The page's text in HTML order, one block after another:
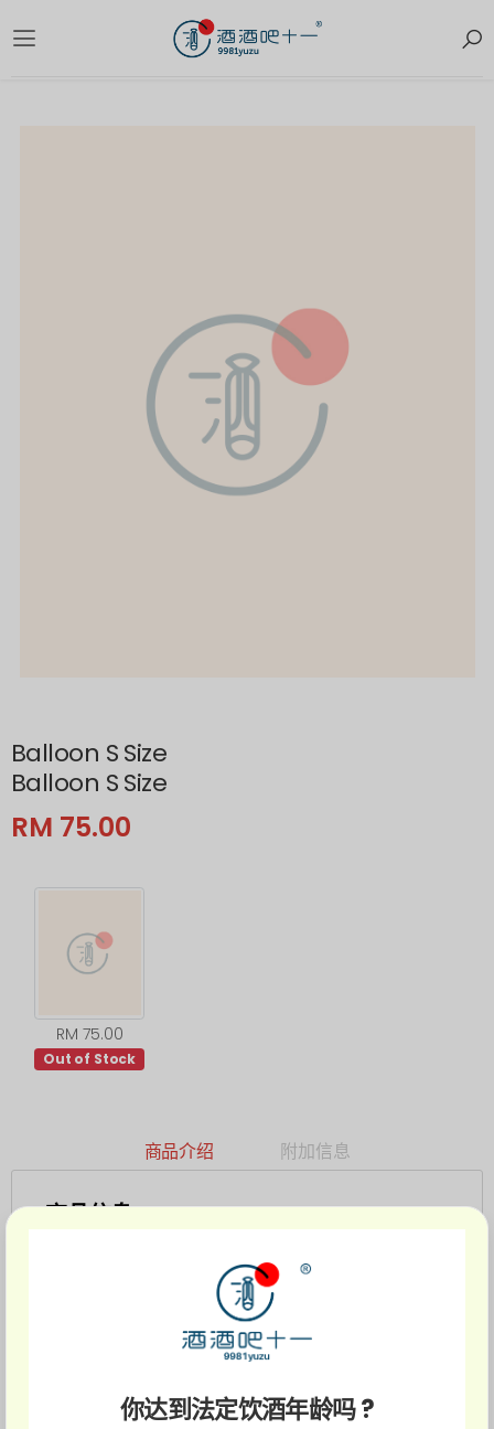
Balloon S Size
Balloon S Size
RM 75.00
RM 75.00
Out of Stock
商品介绍 附加信息
商品信息
你达到法定饮酒年龄吗 ?